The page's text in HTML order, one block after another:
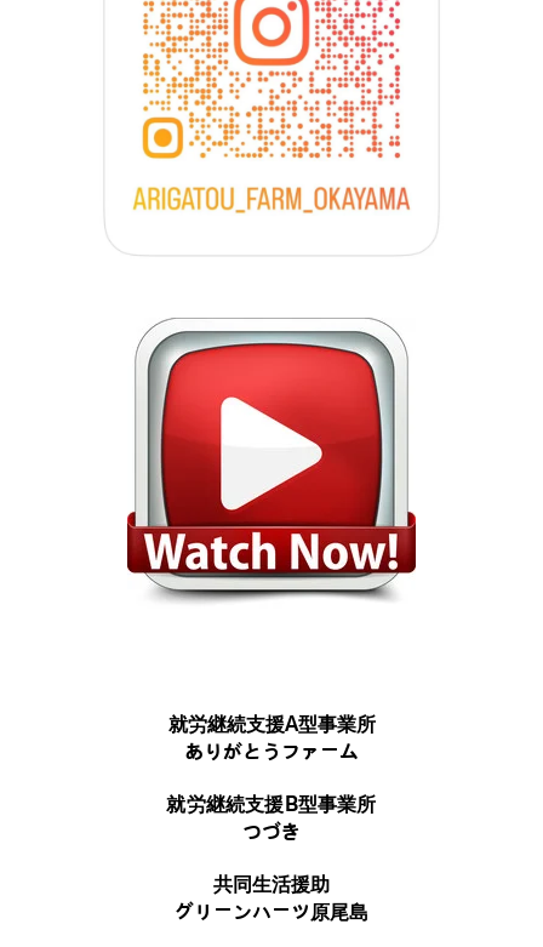
就労継続支援A型事業所
ありがとうファーム
就労継続支援B型事業所
つづき
共同生活援助
グリーンハーツ原尾島